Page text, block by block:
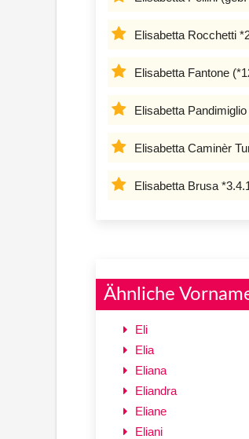
Elisabetta Rocchetti
Elisabetta Fantone
Elisabetta
Elisabetta Caminèr
Elisabetta Brusa
Ähnliche
Eli
Elia
Eliana
Eliandra
Eliane
Eliani